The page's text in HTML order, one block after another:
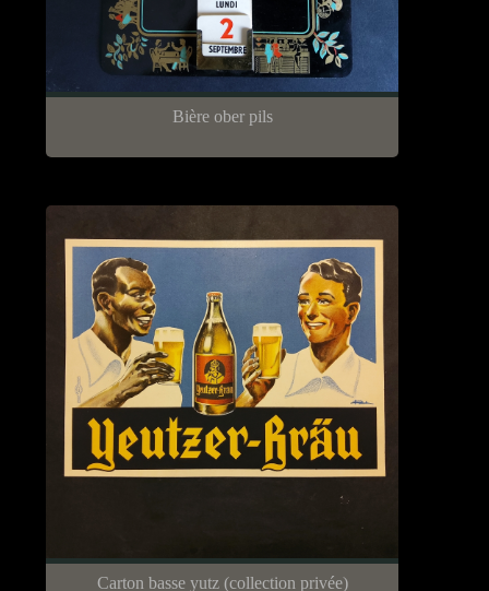
Bière ober pils
Carton basse yutz (collection privée)